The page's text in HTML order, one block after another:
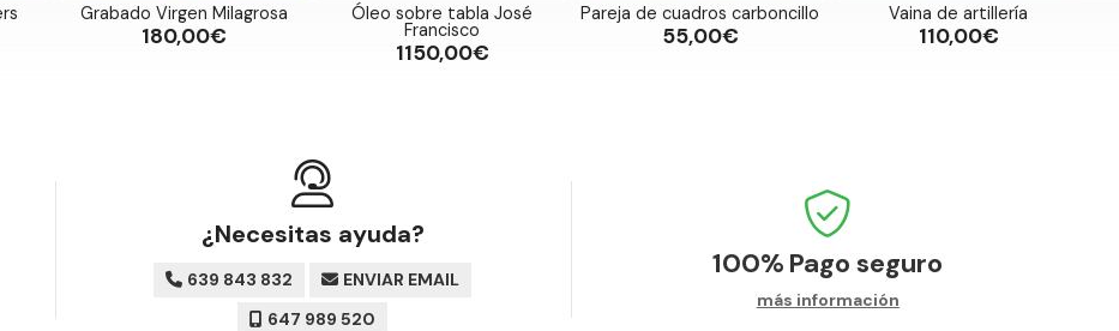
Grabado Virgen Milagrosa
180,00€
Óleo sobre tabla José
Francisco
1150,00€
Pareja de cuadros carboncillo
55,00€
Vaina de artillería
110,00€
¿Necesitas ayuda?
639 843 832
ENVIAR EMAIL
647 989 520
100% Pago seguro
más información